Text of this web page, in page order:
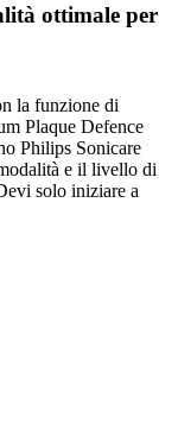
ottimale per
la funzione di
Plaque Defence
Philips Sonicare
e il livello di
solo iniziare a